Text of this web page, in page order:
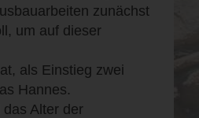
zunächst
um auf dieser
als Einstieg zwei
Hannes.
Alter der